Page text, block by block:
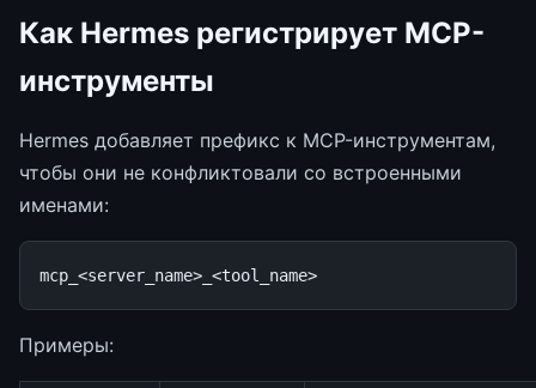
Как Hermes регистрирует MCP-
инструменты
Hermes добавляет префикс к MCP-инструментам,
чтобы они не конфликтовали со встроенными
именами:
Примеры: